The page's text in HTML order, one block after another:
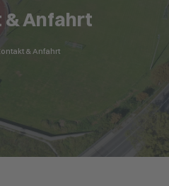
& Anfahrt
& Anfahrt